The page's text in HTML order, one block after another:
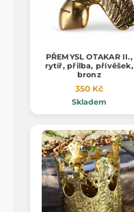
PŘEMYSL OTAKAR II.,
rytíř, přilba, přívěšek,
bronz
350 Kč
Skladem